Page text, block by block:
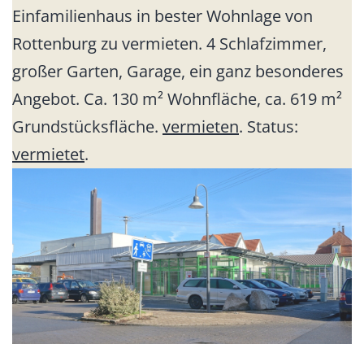
Einfamilienhaus in bester Wohnlage von
Rottenburg zu vermieten. 4 Schlafzimmer,
großer Garten, Garage, ein ganz besonderes
Angebot. Ca. 130 m² Wohnfläche, ca. 619 m²
Grundstücksfläche. vermieten. Status:
vermietet.